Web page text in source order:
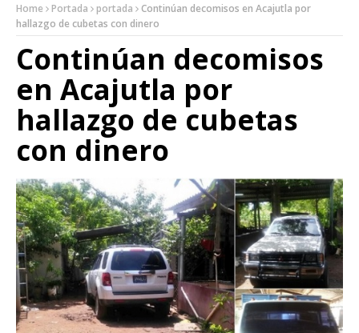
Home Portada portada
Continúan decomisos en Acajutla por
hallazgo de cubetas con dinero
Continúan decomisos
en Acajutla por
hallazgo de cubetas
con dinero